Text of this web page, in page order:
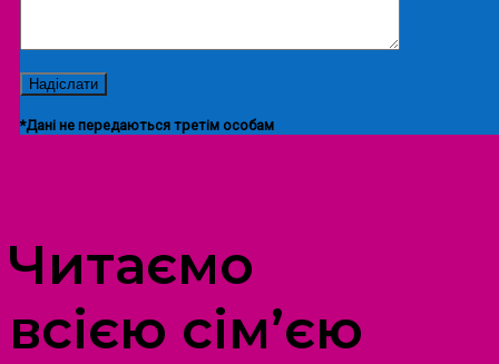
*Дані не передаються третім особам
Читаємо
всією сім’єю